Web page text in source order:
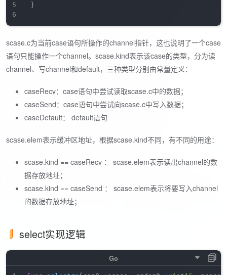
}
scase.c为当前case语句所操作的channel指针，这也说明了一个case
语句只能操作一个channel。scase.kind表示该case的类型，分为读
channel、写channel和default，三种类型分别由常量定义：
caseRecv：case语句中尝试读取scase.c中的数据；
caseSend：case语句中尝试向scase.c中写入数据；
caseDefault： default语句
scase.elem表示缓冲区地址，根据scase.kind不同，有不同的用途：
scase.kind == caseRecv ： scase.elem表示读出channel的数
据存放地址；
scase.kind == caseSend ： scase.elem表示将要写入channel
的数据存放地址；
select实现逻辑